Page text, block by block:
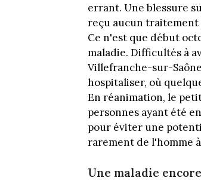
errant. Une blessure
reçu aucun traitement
Ce n'est que début
maladie. Difficultés à
Villefranche-sur-
hospitaliser, où
En réanimation, le
personnes ayant été
pour éviter une
rarement de l'homme
Une maladie